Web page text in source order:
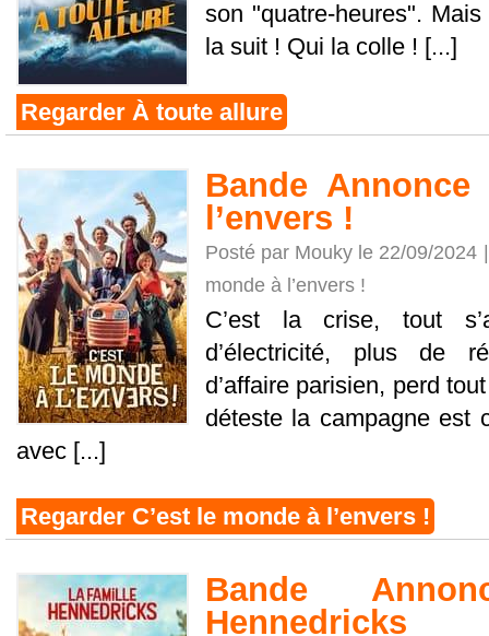
son "quatre-heures".
la suit ! Qui la colle ! [...]
Regarder À toute allure
Bande
l’envers !
Posté par Mouky le 22/09/2024
monde à l’envers !
C’est la crise, tout
d’électricité, plus de
d’affaire parisien, perd
déteste la campagne est
avec [...]
Regarder C’est le monde à l’envers !
Bande
Hennedricks